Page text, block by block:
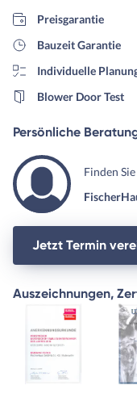
Preisgarantie
Bauzeit Garantie
Individuelle
Blower Door Test
Persönliche
Finden
Jetzt Termin
Auszeichnungen,